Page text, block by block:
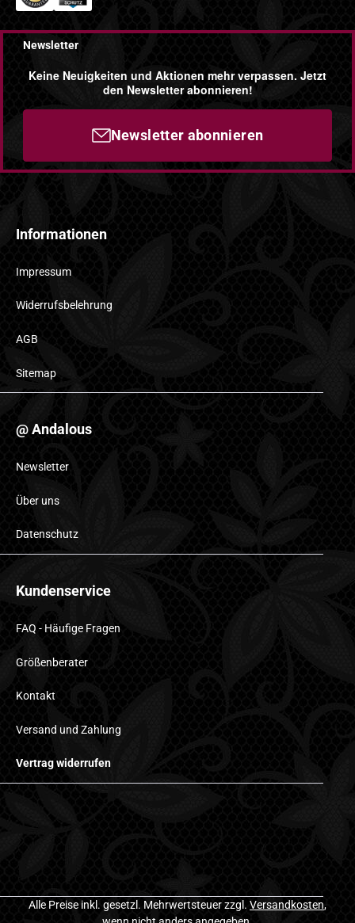
Newsletter
Keine Neuigkeiten und Aktionen mehr verpassen. Jetzt
den Newsletter abonnieren!
Newsletter abonnieren
Informationen
Impressum
Widerrufsbelehrung
AGB
Sitemap
@ Andalous
Newsletter
Über uns
Datenschutz
Kundenservice
FAQ - Häufige Fragen
Größenberater
Kontakt
Versand und Zahlung
Vertrag widerrufen
Alle Preise inkl. gesetzl. Mehrwertsteuer zzgl. Versandkosten,